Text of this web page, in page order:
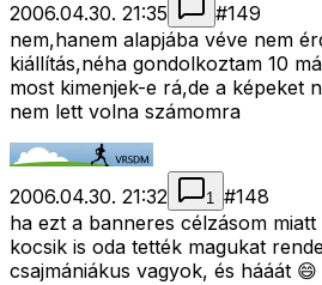
2006.04.30. 21:35 #149
nem,hanem alapjába véve nem
kiállítás,néha gondolkoztam 10
most kimenjek-e rá,de a képeket
nem lett volna számomra
2006.04.30. 21:32 1 #148
ha ezt a banneres célzásom
kocsik is oda tették magukat
csajmániákus vagyok, és hááát 😄